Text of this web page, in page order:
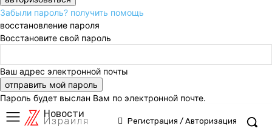
Забыли пароль? получить помощь
восстановление пароля
Восстановите свой пароль
Ваш адрес электронной почты
Пароль будет выслан Вам по электронной почте.
Новости
Израиля Регистрация / Авторизация